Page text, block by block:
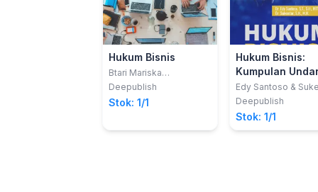
Hukum Bisnis
Btari Mariska
Purwaamijaya
Deepublish
Stok: 1/1
Hukum Bisnis:
Kumpulan
Undang Di
Teknologi
Dan Komunikasi
Edy Santoso &
Deepublish
Stok: 1/1